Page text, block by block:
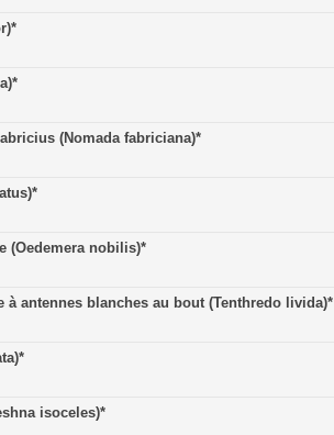
(Nomada fabriciana)*
(Oedemera nobilis)*
à antennes blanches au bout (Tenthredo livida)*
isoceles)*